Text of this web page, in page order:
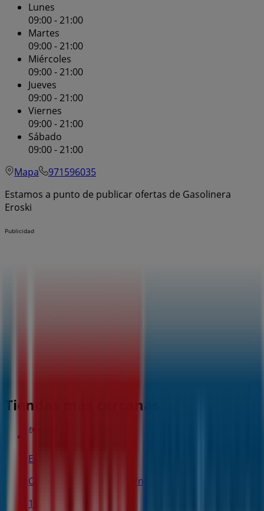
Lunes
09:00 - 21:00
Martes
09:00 - 21:00
Miércoles
09:00 - 21:00
Jueves
09:00 - 21:00
Viernes
09:00 - 21:00
Sábado
09:00 - 21:00
Mapa
971596035
Estamos a punto de publicar ofertas de Gasolinera
Eroski
Publicidad
Tiendas más cercanas
Eroski
Carretera Son Servera s/n, Portocristo
190 m